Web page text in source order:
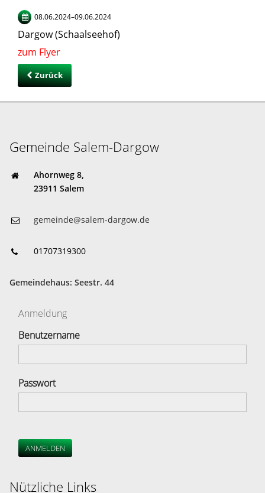
08.06.2024–09.06.2024
Dargow (Schaalseehof)
zum Flyer
Zurück
Gemeinde Salem-Dargow
Ahornweg 8,
23911 Salem
gemeinde@salem-dargow.de
01707319300
Gemeindehaus: Seestr. 44
Anmeldung
Benutzername
Passwort
ANMELDEN
Nützliche Links